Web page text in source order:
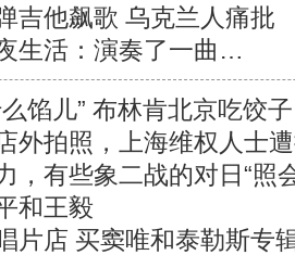
吉他飙歌 乌克兰人痛批
生活：演奏了一曲…
馅儿” 布林肯北京吃饺子
外拍照，上海维权人士
，有些象二战的对日“照
和王毅
片店 买窦唯和泰勒斯专